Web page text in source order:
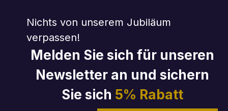
Nichts von unserem Jubiläum
verpassen!
Melden Sie sich für unseren
Newsletter an und sichern
Sie sich 5% Rabatt